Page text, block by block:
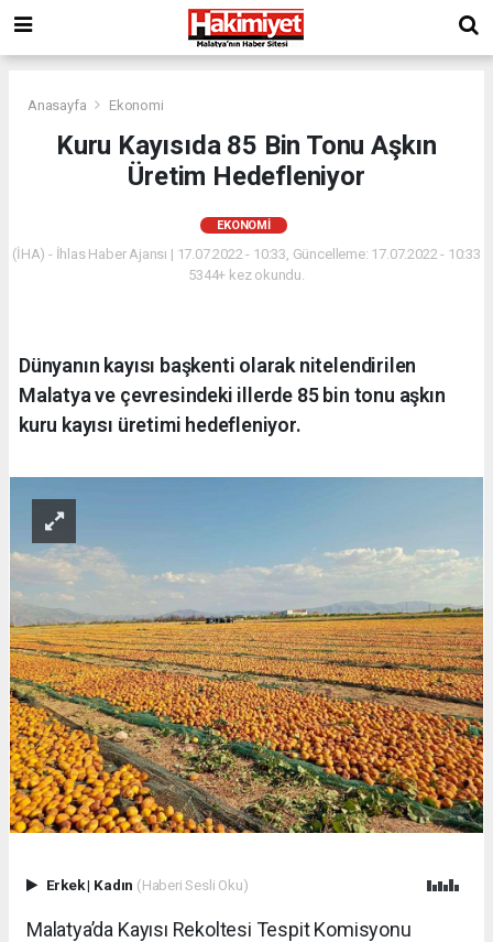
Anasayfa Ekonomi
Kuru Kayısıda 85 Bin Tonu Aşkın
Üretim Hedefleniyor
EKONOMI
(İHA) - İhlas Haber Ajansı | 17.07.2022 - 10:33, Güncelleme: 17.07.2022 - 10:33
5344+ kez okundu.
Dünyanın kayısı başkenti olarak nitelendirilen
Malatya ve çevresindeki illerde 85 bin tonu aşkın
kuru kayısı üretimi hedefleniyor.
Erkek| Kadın (Haberi Sesli Oku)
Malatya’da Kayısı Rekoltesi Tespit Komisyonu